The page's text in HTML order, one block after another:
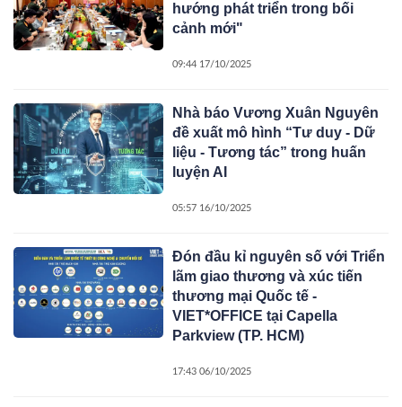
hướng phát triển trong bối
cảnh mới"
09:44 17/10/2025
Nhà báo Vương Xuân Nguyên
đề xuất mô hình “Tư duy - Dữ
liệu - Tương tác” trong huấn
luyện AI
05:57 16/10/2025
Đón đầu kỉ nguyên số với Triển
lãm giao thương và xúc tiến
thương mại Quốc tế -
VIET*OFFICE tại Capella
Parkview (TP. HCM)
17:43 06/10/2025